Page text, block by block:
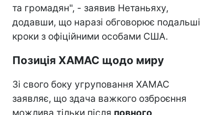
та громадян", - заявив Нетаньяху,
додавши, що наразі обговорює подальші
кроки з офіційними особами США.
Позиція ХАМАС щодо миру
Зі свого боку угруповання ХАМАС
заявляє, що здача важкого озброєння
можлива тільки після повного